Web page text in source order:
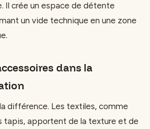
Il crée un espace de détente
un vide technique en une zone
dans la
différence. Les textiles, comme
tapis, apportent de la texture et de